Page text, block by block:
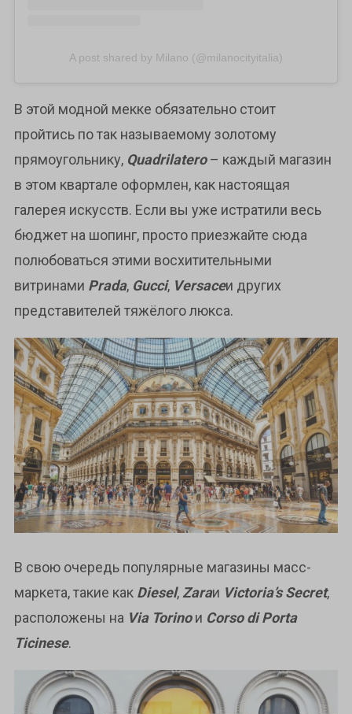
A post shared by Milano (@milanocityitalia)
В этой модной мекке обязательно стоит
пройтись по так называемому золотому
прямоугольнику, Quadrilatero– каждый магазин
в этом квартале оформлен, как настоящая
галерея искусств. Если вы уже истратили весь
бюджет на шопинг, просто приезжайте сюда
полюбоваться этими восхитительными
витринами Prada, Gucci, Versaceи других
представителей тяжёлого люкса.
В свою очередь популярные магазины масс-
маркета, такие как Diesel, Zaraи Victoria’s Secret,
расположены на Via Torinoи Corso di Porta
Ticinese.